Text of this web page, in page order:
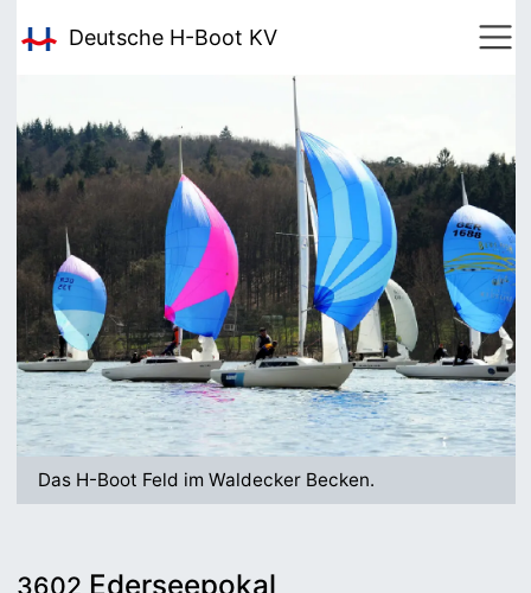
Deutsche H-Boot KV
Das H-Boot Feld im Waldecker Becken.
3602 Ederseepokal